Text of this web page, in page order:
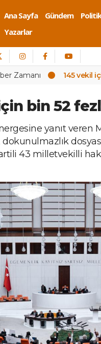
Ana Sayfa Gündem
Yazarlar
Zamanı 145 vekil
bin 52
yanıt veren
dokunulmazlık
43 milletvekilli